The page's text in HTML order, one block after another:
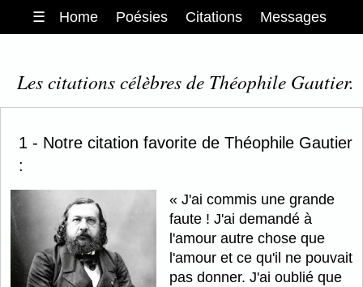
☰ Home Poésies Citations Messages
Les citations célèbres de Théophile Gautier.
1 - Notre citation favorite de Théophile Gautier
:
J'ai commis une grande
faute ! J'ai demandé à
l'amour autre chose que
l'amour et ce qu'il ne pouvait
pas donner. J'ai oublié que